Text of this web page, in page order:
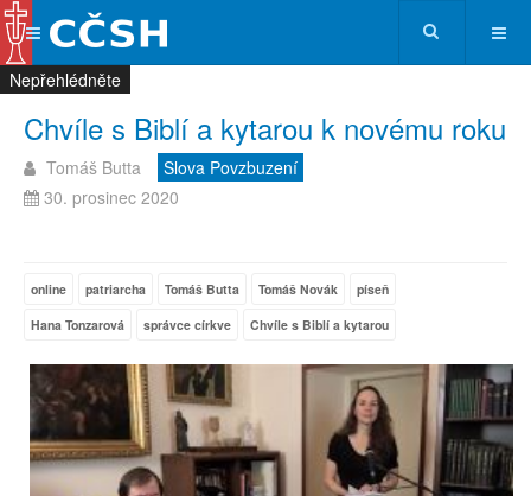
Chvíle s Biblí a kytarou k novému roku
Tomáš Butta
Slova Povzbuzení
30. prosinec 2020
online patriarcha Tomáš Butta Tomáš Novák
píseň
Hana Tonzarová
správce církve Chvíle s Biblí a kytarou
Nepřehlédněte
Nepřehlédněte
Nepřehlédněte
Nepřehlédněte